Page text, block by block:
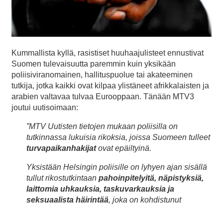
Kummallista kyllä, rasistiset huuhaajulisteet ennustivat
Suomen tulevaisuutta paremmin kuin yksikään
poliisiviranomainen, hallituspuolue tai akateeminen
tutkija, jotka kaikki ovat kilpaa ylistäneet afrikkalaisten ja
arabien valtavaa tulvaa Eurooppaan. Tänään MTV3
joutui uutisoimaan:
”MTV Uutisten tietojen mukaan poliisilla on
tutkinnassa lukuisia rikoksia, joissa Suomeen tulleet
turvapaikanhakijatovat epäiltyinä.
Yksistään Helsingin poliisille on lyhyen ajan sisällä
tullut rikostutkintaan pahoinpitelyitä, näpistyksiä,
laittomia uhkauksia, taskuvarkauksia ja
seksuaalista häirintää, joka on kohdistunut